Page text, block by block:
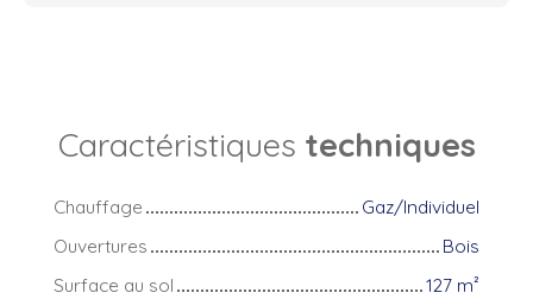
Caractéristiques techniques
Chauffage
Gaz/Individuel
Ouvertures
Bois
Surface au sol
127 m²